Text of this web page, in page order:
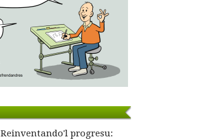
Reinventando'l progresu: